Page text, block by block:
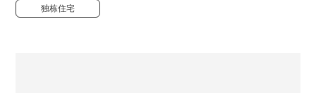
独栋住宅